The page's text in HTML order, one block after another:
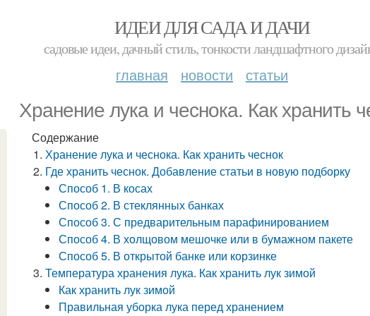
ИДЕИ ДЛЯ САДА И ДАЧИ
садовые идеи, дачный стиль, тонкости ландшафтного
главная новости статьи
Хранение лука и чеснока. Как хранить
Содержание
Хранение лука и чеснока. Как хранить чеснок
Где хранить чеснок. Добавление статьи в новую подборку
Способ 1. В косах
Способ 2. В стеклянных банках
Способ 3. С предварительным парафинированием
Способ 4. В холщовом мешочке или в бумажном пакете
Способ 5. В открытой банке или корзинке
Температура хранения лука. Как хранить лук зимой
Как хранить лук зимой
Правильная уборка лука перед хранением